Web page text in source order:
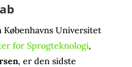
Københavns Universitet
for Sprogteknologi,
, er den sidste